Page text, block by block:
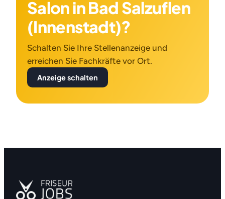
Salon in Bad Salzuflen
(Innenstadt)?
Schalten Sie Ihre Stellenanzeige und
erreichen Sie Fachkräfte vor Ort.
Anzeige schalten